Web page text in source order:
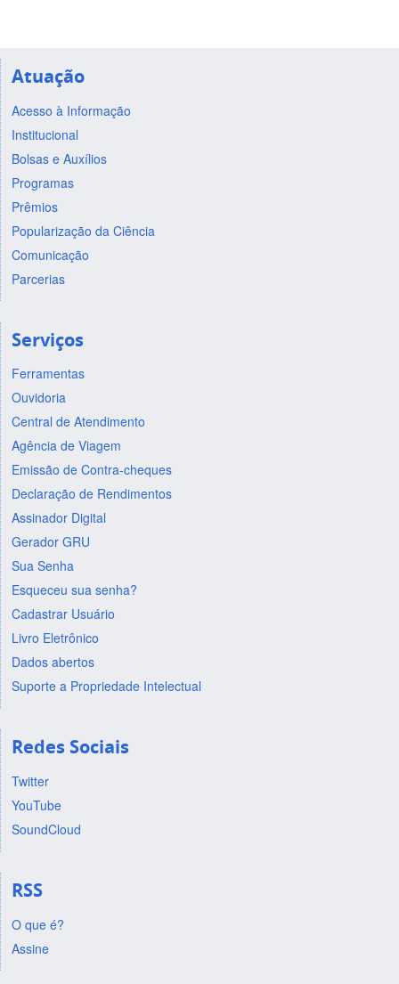
Atuação
Acesso à Informação
Institucional
Bolsas e Auxílios
Programas
Prêmios
Popularização da Ciência
Comunicação
Parcerias
Serviços
Ferramentas
Ouvidoria
Central de Atendimento
Agência de Viagem
Emissão de Contra-cheques
Declaração de Rendimentos
Assinador Digital
Gerador GRU
Sua Senha
Esqueceu sua senha?
Cadastrar Usuário
Livro Eletrônico
Dados abertos
Suporte a Propriedade Intelectual
Redes Sociais
Twitter
YouTube
SoundCloud
RSS
O que é?
Assine